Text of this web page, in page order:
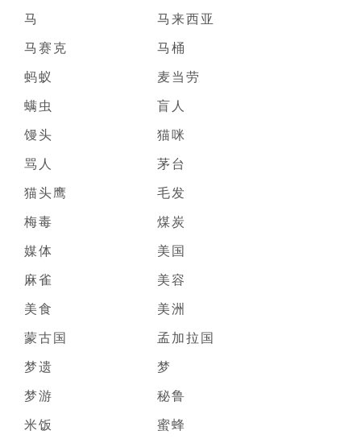
马
马来西亚
马赛克
马桶
蚂蚁
麦当劳
螨虫
盲人
馒头
猫咪
骂人
茅台
猫头鹰
毛发
梅毒
煤炭
媒体
美国
麻雀
美容
美食
美洲
蒙古国
孟加拉国
梦遗
梦
梦游
秘鲁
米饭
蜜蜂